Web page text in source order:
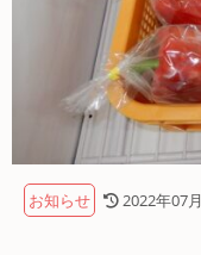
お知らせ 2022年07